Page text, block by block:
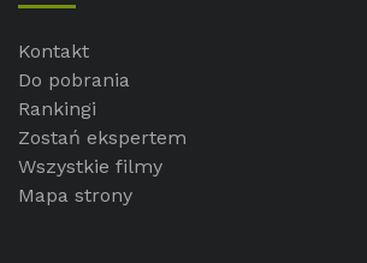
Kontakt
Do pobrania
Rankingi
Zostań ekspertem
Wszystkie filmy
Mapa strony